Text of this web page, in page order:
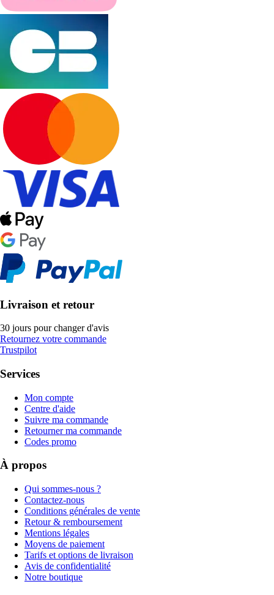
Livraison et retour
30 jours pour changer d'avis
Retournez votre commande
Trustpilot
Services
Mon compte
Centre d'aide
Suivre ma commande
Retourner ma commande
Codes promo
À propos
Qui sommes-nous ?
Contactez-nous
Conditions générales de vente
Retour & remboursement
Mentions légales
Moyens de paiement
Tarifs et options de livraison
Avis de confidentialité
Notre boutique